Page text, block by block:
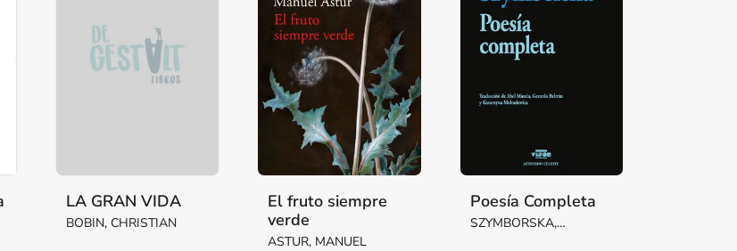
LA GRAN VIDA
BOBIN, CHRISTIAN
El fruto siempre
verde
ASTUR, MANUEL
Poesía Completa
SZYMBORSKA,